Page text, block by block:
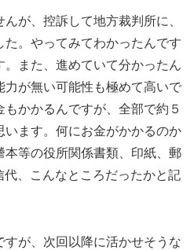
が、控訴して地方裁判所に、
た。やってみてわかったんです
また、進めていて分かったん
力が無い可能性も極めて高いで
かかるんですが、全部で約５
います。何にお金がかかるのか
本等の役所関係書類、印紙、郵
、こんなところだったかと記
が、次回以降に活かせそうな